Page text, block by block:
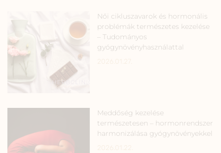
Női cikluszavarok és hormonális
problémák természetes kezelése
– Tudományos
gyógynövényhasználattal
Meddőség kezelése
természetesen – hormonrendszer
harmonizálása gyógynövényekkel